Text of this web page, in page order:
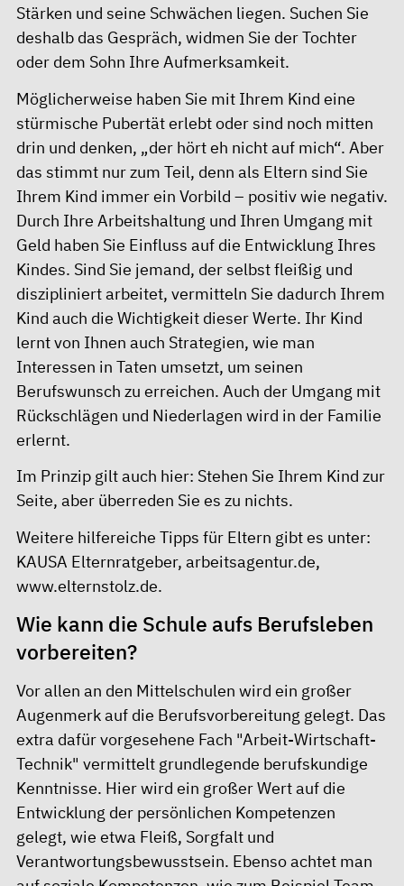
Stärken und seine Schwächen liegen. Suchen Sie
deshalb das Gespräch, widmen Sie der Tochter
oder dem Sohn Ihre Aufmerksamkeit.
Möglicherweise haben Sie mit Ihrem Kind eine
stürmische Pubertät erlebt oder sind noch mitten
drin und denken, „der hört eh nicht auf mich“. Aber
das stimmt nur zum Teil, denn als Eltern sind Sie
Ihrem Kind immer ein Vorbild – positiv wie negativ.
Durch Ihre Arbeitshaltung und Ihren Umgang mit
Geld haben Sie Einfluss auf die Entwicklung Ihres
Kindes. Sind Sie jemand, der selbst fleißig und
diszipliniert arbeitet, vermitteln Sie dadurch Ihrem
Kind auch die Wichtigkeit dieser Werte. Ihr Kind
lernt von Ihnen auch Strategien, wie man
Interessen in Taten umsetzt, um seinen
Berufswunsch zu erreichen. Auch der Umgang mit
Rückschlägen und Niederlagen wird in der Familie
erlernt.
Im Prinzip gilt auch hier: Stehen Sie Ihrem Kind zur
Seite, aber überreden Sie es zu nichts.
Weitere hilfereiche Tipps für Eltern gibt es unter:
KAUSA Elternratgeber, arbeitsagentur.de,
www.elternstolz.de.
Wie kann die Schule aufs Berufsleben
vorbereiten?
Vor allen an den Mittelschulen wird ein großer
Augenmerk auf die Berufsvorbereitung gelegt. Das
extra dafür vorgesehene Fach "Arbeit-Wirtschaft-
Technik" vermittelt grundlegende berufskundige
Kenntnisse. Hier wird ein großer Wert auf die
Entwicklung der persönlichen Kompetenzen
gelegt, wie etwa Fleiß, Sorgfalt und
Verantwortungsbewusstsein. Ebenso achtet man